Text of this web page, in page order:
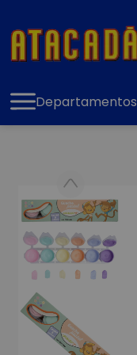
Departamentos